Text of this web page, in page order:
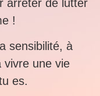
arrêter de lutter
!
sensibilité, à
vivre une vie
es.